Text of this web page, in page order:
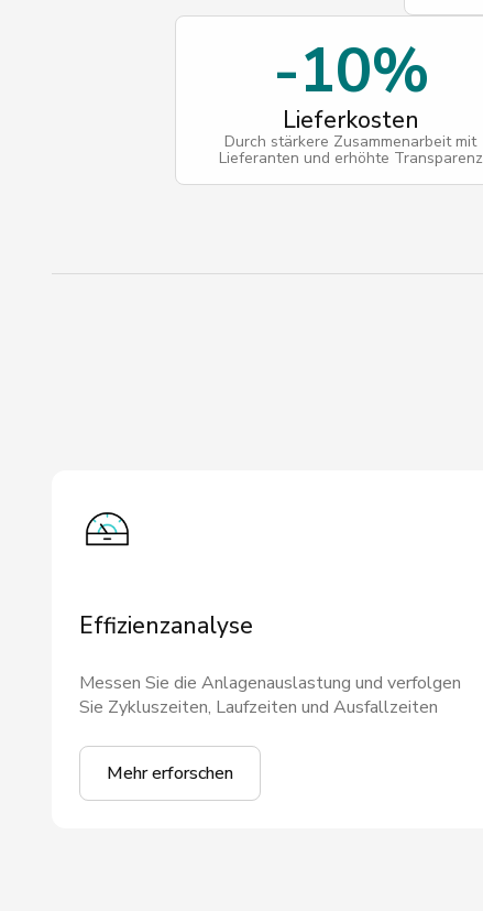
-10%
Lieferkosten
Durch stärkere Zusammenarbeit mit
Lieferanten und erhöhte Transparenz
Effizienzanalyse
Messen Sie die Anlagenauslastung und verfolgen
Sie Zykluszeiten, Laufzeiten und Ausfallzeiten
Mehr erforschen